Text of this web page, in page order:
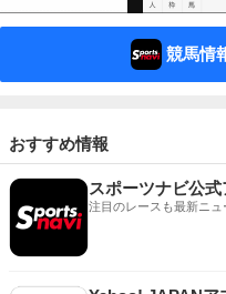
競馬情
おすすめ情報
スポーツナビ公式
注目のレースも最新ニ